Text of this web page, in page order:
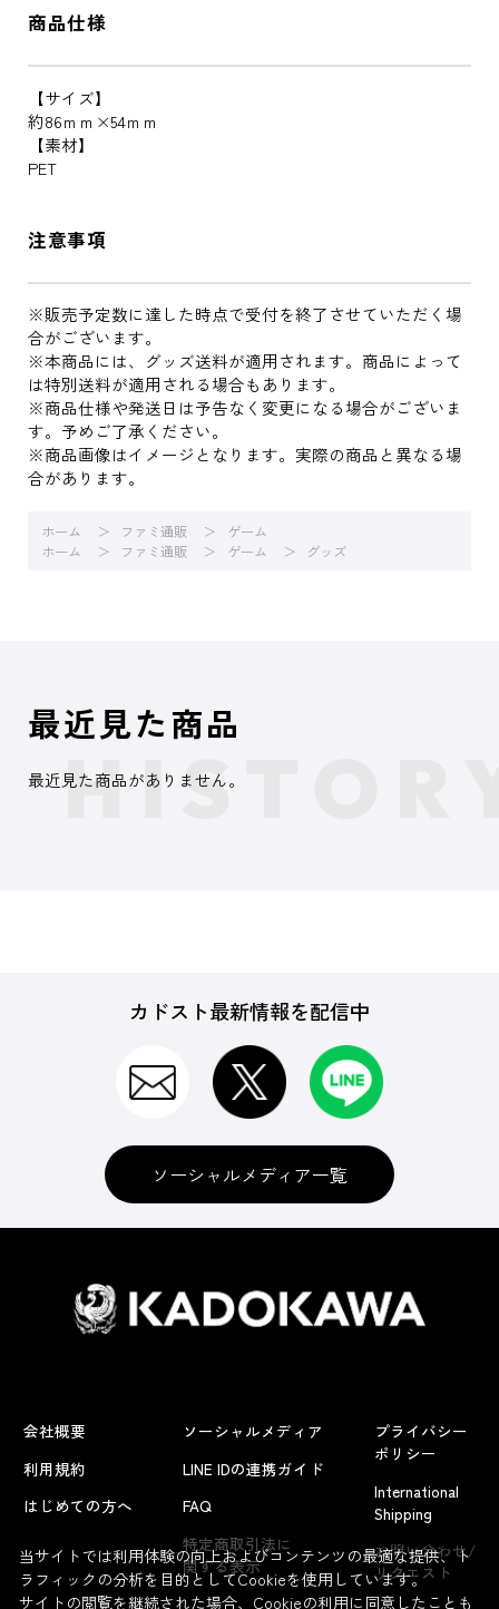
商品仕様
【サイズ】
約86ｍｍ×54ｍｍ
【素材】
PET
注意事項
※販売予定数に達した時点で受付を終了させていただく場
合がございます。
※本商品には、グッズ送料が適用されます。商品によって
は特別送料が適用される場合もあります。
※商品仕様や発送日は予告なく変更になる場合がございま
す。予めご了承ください。
※商品画像はイメージとなります。実際の商品と異なる場
合があります。
ホーム ファミ通販
ゲーム
ホーム
ファミ通販 ゲーム グッズ
よくあるお問い合わせ
最近見た商品
最近見た商品がありません。
カドスト最新情報を配信中
ソーシャルメディア一覧
会社概要
利用規約
はじめての方へ
ソーシャルメディア
LINE IDの連携ガイド
FAQ
特定商取引法に
関する表示
プライバシー
ポリシー
International
Shipping
お問い合わせ/
リクエスト
当サイトでは利用体験の向上およびコンテンツの最適な提供、ト
ラフィックの分析を目的としてCookieを使用しています。
サイトの閲覧を継続された場合、Cookieの利用に同意したことも